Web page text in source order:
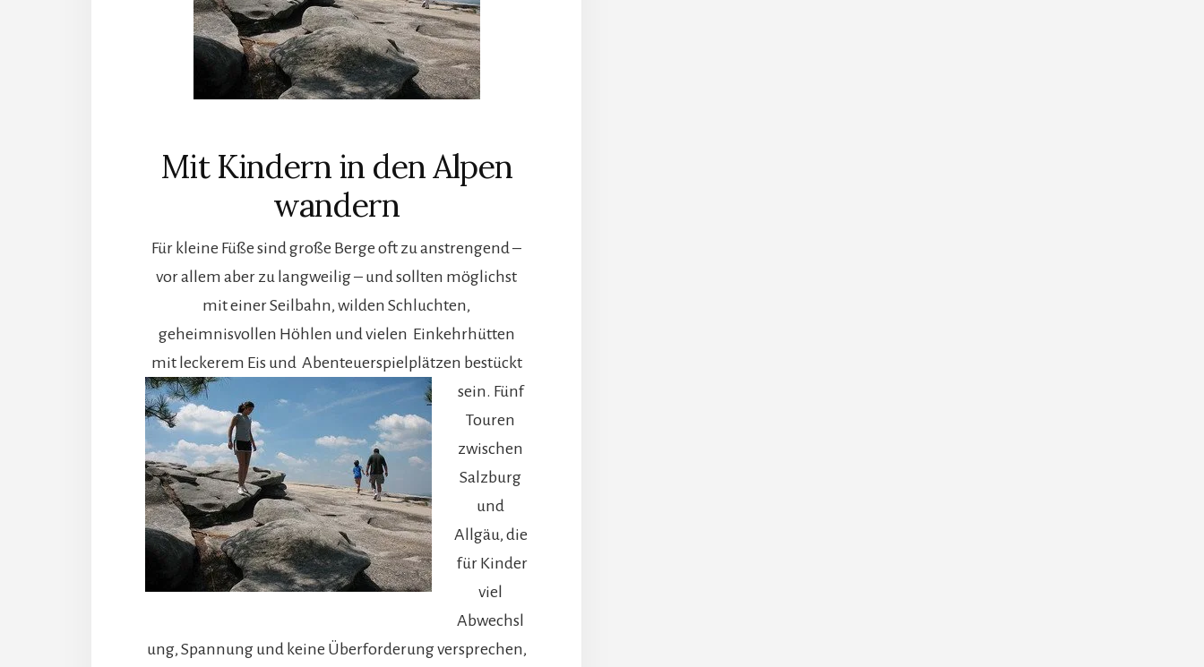
Mit Kindern in den Alpen
wandern
Für kleine Füße sind große Berge oft zu anstrengend –
vor allem aber zu langweilig – und sollten möglichst
mit einer Seilbahn, wilden Schluchten,
geheimnisvollen Höhlen und vielen Einkehrhütten
mit leckerem Eis und Abenteuerspielplätzen bestückt
sein. Fünf
Touren
zwischen
Salzburg
und
Allgäu, die
für Kinder
viel
Abwechsl
ung, Spannung und keine Überforderung versprechen,